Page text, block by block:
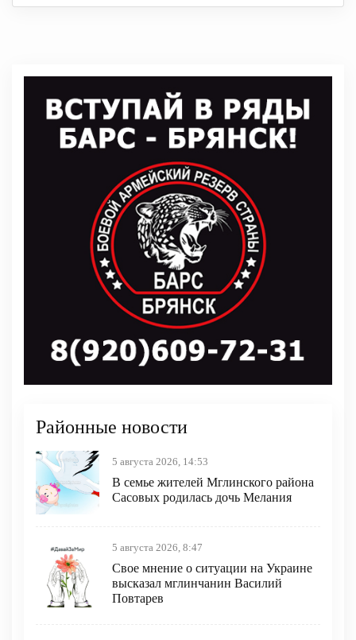
Районные новости
5 августа 2026, 14:53
В семье жителей Мглинского района
Сасовых родилась дочь Мелания
5 августа 2026, 8:47
Свое мнение о ситуации на Украине
высказал мглинчанин Василий
Повтарев